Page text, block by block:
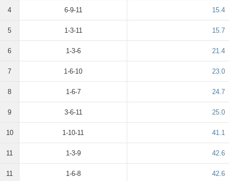
4 6-9-11 15.4
5 1-3-11 15.7
6 1-3-6 21.4
7 1-6-10 23.0
8 1-6-7 24.7
9 3-6-11 25.0
10 1-10-11 41.1
11 1-3-9 42.6
11 1-6-8 42.6